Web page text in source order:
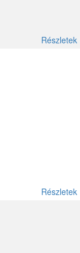
Részletek
Részletek